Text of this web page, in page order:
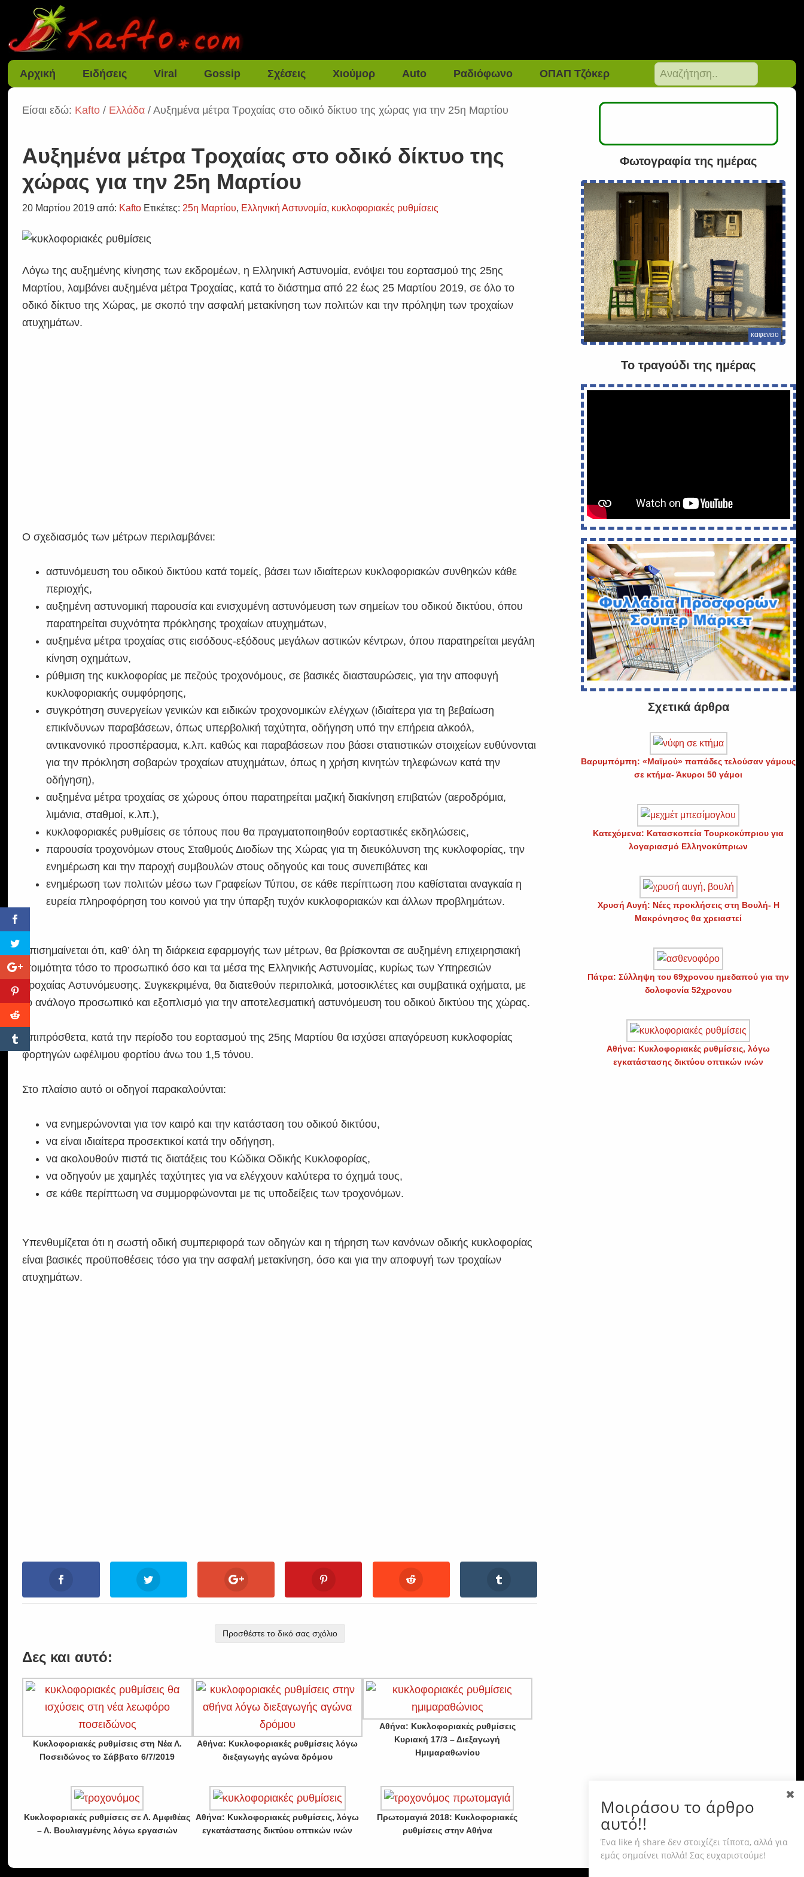
Αρχική Ειδήσεις Viral Gossip Σχέσεις Χιούμορ Auto Ραδιόφωνο ΟΠΑΠ Τζόκερ
Είσαι εδώ: Kafto / Ελλάδα / Αυξημένα μέτρα Τροχαίας στο οδικό δίκτυο της χώρας για την 25η Μαρτίου
Αυξημένα μέτρα Τροχαίας στο οδικό δίκτυο της
χώρας για την 25η Μαρτίου
20 Μαρτίου 2019 από: Kafto Ετικέτες: 25η Μαρτίου, Ελληνική Αστυνομία, κυκλοφοριακές ρυθμίσεις
Λόγω της αυξημένης κίνησης των εκδρομέων, η Ελληνική Αστυνομία, ενόψει του εορτασμού της 25ης
Μαρτίου, λαμβάνει αυξημένα μέτρα Τροχαίας, κατά το διάστημα από 22 έως 25 Μαρτίου 2019, σε όλο το
οδικό δίκτυο της Χώρας, με σκοπό την ασφαλή μετακίνηση των πολιτών και την πρόληψη των τροχαίων
ατυχημάτων.
Ο σχεδιασμός των μέτρων περιλαμβάνει:
αστυνόμευση του οδικού δικτύου κατά τομείς, βάσει των ιδιαίτερων κυκλοφοριακών συνθηκών κάθε
περιοχής,
αυξημένη αστυνομική παρουσία και ενισχυμένη αστυνόμευση των σημείων του οδικού δικτύου, όπου
παρατηρείται συχνότητα πρόκλησης τροχαίων ατυχημάτων,
αυξημένα μέτρα τροχαίας στις εισόδους-εξόδους μεγάλων αστικών κέντρων, όπου παρατηρείται μεγάλη
κίνηση οχημάτων,
ρύθμιση της κυκλοφορίας με πεζούς τροχονόμους, σε βασικές διασταυρώσεις, για την αποφυγή
κυκλοφοριακής συμφόρησης,
συγκρότηση συνεργείων γενικών και ειδικών τροχονομικών ελέγχων (ιδιαίτερα για τη βεβαίωση
επικίνδυνων παραβάσεων, όπως υπερβολική ταχύτητα, οδήγηση υπό την επήρεια αλκοόλ,
αντικανονικό προσπέρασμα, κ.λπ. καθώς και παραβάσεων που βάσει στατιστικών στοιχείων ευθύνονται
για την πρόκληση σοβαρών τροχαίων ατυχημάτων, όπως η χρήση κινητών τηλεφώνων κατά την
οδήγηση),
αυξημένα μέτρα τροχαίας σε χώρους όπου παρατηρείται μαζική διακίνηση επιβατών (αεροδρόμια,
λιμάνια, σταθμοί, κ.λπ.),
κυκλοφοριακές ρυθμίσεις σε τόπους που θα πραγματοποιηθούν εορταστικές εκδηλώσεις,
παρουσία τροχονόμων στους Σταθμούς Διοδίων της Χώρας για τη διευκόλυνση της κυκλοφορίας, την
ενημέρωση και την παροχή συμβουλών στους οδηγούς και τους συνεπιβάτες και
ενημέρωση των πολιτών μέσω των Γραφείων Τύπου, σε κάθε περίπτωση που καθίσταται αναγκαία η
ευρεία πληροφόρηση του κοινού για την ύπαρξη τυχόν κυκλοφοριακών και άλλων προβλημάτων.
Επισημαίνεται ότι, καθ’ όλη τη διάρκεια εφαρμογής των μέτρων, θα βρίσκονται σε αυξημένη επιχειρησιακή
ετοιμότητα τόσο το προσωπικό όσο και τα μέσα της Ελληνικής Αστυνομίας, κυρίως των Υπηρεσιών
Τροχαίας Αστυνόμευσης. Συγκεκριμένα, θα διατεθούν περιπολικά, μοτοσικλέτες και συμβατικά οχήματα, με
το ανάλογο προσωπικό και εξοπλισμό για την αποτελεσματική αστυνόμευση του οδικού δικτύου της χώρας.
Επιπρόσθετα, κατά την περίοδο του εορτασμού της 25ης Μαρτίου θα ισχύσει απαγόρευση κυκλοφορίας
φορτηγών ωφέλιμου φορτίου άνω του 1,5 τόνου.
Στο πλαίσιο αυτό οι οδηγοί παρακαλούνται:
να ενημερώνονται για τον καιρό και την κατάσταση του οδικού δικτύου,
να είναι ιδιαίτερα προσεκτικοί κατά την οδήγηση,
να ακολουθούν πιστά τις διατάξεις του Κώδικα Οδικής Κυκλοφορίας,
να οδηγούν με χαμηλές ταχύτητες για να ελέγχουν καλύτερα το όχημά τους,
σε κάθε περίπτωση να συμμορφώνονται με τις υποδείξεις των τροχονόμων.
Υπενθυμίζεται ότι η σωστή οδική συμπεριφορά των οδηγών και η τήρηση των κανόνων οδικής κυκλοφορίας
είναι βασικές προϋποθέσεις τόσο για την ασφαλή μετακίνηση, όσο και για την αποφυγή των τροχαίων
ατυχημάτων.
Προσθέστε το δικό σας σχόλιο
Δες και αυτό:
Κυκλοφοριακές ρυθμίσεις στη Νέα Λ.
Ποσειδώνος το Σάββατο 6/7/2019
Αθήνα: Κυκλοφοριακές ρυθμίσεις λόγω
διεξαγωγής αγώνα δρόμου
Αθήνα: Κυκλοφοριακές ρυθμίσεις
Κυριακή 17/3 – Διεξαγωγή
Ημιμαραθωνίου
Κυκλοφοριακές ρυθμίσεις σε Λ. Αμφιθέας
– Λ. Βουλιαγμένης λόγω εργασιών
Αθήνα: Κυκλοφοριακές ρυθμίσεις, λόγω
εγκατάστασης δικτύου οπτικών ινών
Πρωτομαγιά 2018: Κυκλοφοριακές
ρυθμίσεις στην Αθήνα
Φωτογραφία της ημέρας
καφενειο
Το τραγούδι της ημέρας
Σχετικά άρθρα
Βαρυμπόμπη: «Μαϊμού» παπάδες τελούσαν γάμους
σε κτήμα- Άκυροι 50 γάμοι
Κατεχόμενα: Κατασκοπεία Τουρκοκύπριου για
λογαριασμό Ελληνοκύπριων
Χρυσή Αυγή: Νέες προκλήσεις στη Βουλή- Η
Μακρόνησος θα χρειαστεί
Πάτρα: Σύλληψη του 69χρονου ημεδαπού για την
δολοφονία 52χρονου
Αθήνα: Κυκλοφοριακές ρυθμίσεις, λόγω
εγκατάστασης δικτύου οπτικών ινών
Μοιράσου το άρθρο
αυτό!!
Ένα like ή share δεν στοιχίζει τίποτα, αλλά για
εμάς σημαίνει πολλά! Σας ευχαριστούμε!